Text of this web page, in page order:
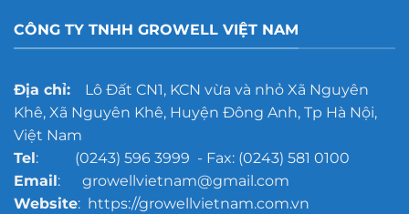
CÔNG TY TNHH GROWELL VIỆT NAM
Địa chỉ:Lô Đất CN1, KCN vừa và nhỏ Xã Nguyên
Khê, Xã Nguyên Khê, Huyện Đông Anh, Tp Hà Nội,
Việt Nam
Tel: (0243) 596 3999 - Fax: (0243) 581 0100
Email: growellvietnam@gmail.com
Website: https://growellvietnam.com.vn